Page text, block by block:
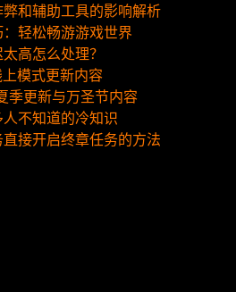
和辅助工具的影响解析
轻松畅游游戏世界
高怎么处理？
模式更新内容
季更新与万圣节内容
不知道的冷知识
接开启终章任务的方法